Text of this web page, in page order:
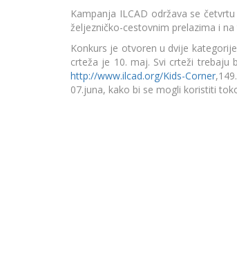
Kampanja ILCAD održava se
željezničko-cestovnim prelazima i
Konkurs je otvoren u dvije
crteža je 10. maj. Svi crteži trebaju
http://www.ilcad.org/Kids-Corner
07.juna, kako bi se mogli koristiti